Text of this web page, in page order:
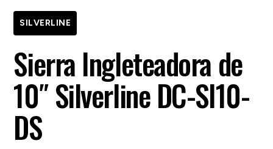
SILVERLINE
Sierra Ingleteadora de
10″ Silverline DC-SI10-
DS